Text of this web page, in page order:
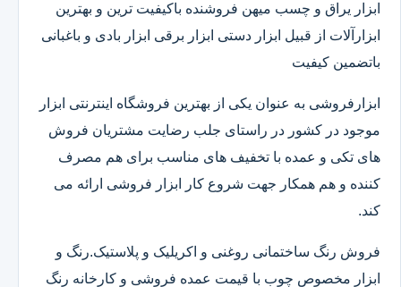
ابزار یراق و چسب میهن فروشنده باکیفیت ترین و بهترین
ابزارآلات از قبیل ابزار دستی ابزار برقی ابزار بادی و باغبانی
باتضمین کیفیت
ابزارفروشی به عنوان یکی از بهترین فروشگاه اینترنتی ابزار
موجود در کشور در راستای جلب رضایت مشتریان فروش
های تکی و عمده با تخفیف های مناسب برای هم مصرف
کننده و هم همکار جهت شروع کار ابزار فروشی ارائه می
کند.
فروش رنگ ساختمانی روغنی و اکریلیک و پلاستیک.رنگ و
ابزار مخصوص چوب با قیمت عمده فروشی و کارخانه رنگ